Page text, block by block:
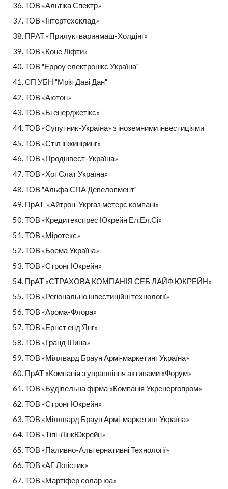
ТОВ «Альтіка Спектр»
ТОВ «Інтертехсклад»
ПРАТ «Прилуктваринмаш-Холдінг»
ТОВ «Коне Ліфти»
ТОВ "Ерроу електронікс Україна"
СП УБН "Мрія Даві Дан"
ТОВ «Аютон»
ТОВ «Бі енерджетікс»
ТОВ «Супутник-Україна» з іноземними інвестиціями
ТОВ «Стіл інжиніринг»
ТОВ «Продінвест-Україна»
ТОВ «Хог Слат Україна»
ТОВ "Альфа СПА Девелопмент"
ПрАТ  «Айтрон-Укргаз метерс компані»
ТОВ «Кредитекспрес Юкрейн Ел.Ел.Сі»
ТОВ «Міротекс»
ТОВ «Боема Україна»
ТОВ «Стронг Юкрейн»
ПрАТ «СТРАХОВА КОМПАНІЯ СЕБ ЛАЙФ ЮКРЕЙН»
ТОВ «Регіонально інвестиційні технології»
ТОВ «Арома-Флора»
ТОВ «Ернст енд Янг»
ТОВ «Гранд Шина»
ТОВ «Міллвард Браун Армі-маркетинг Україна»
ПрАТ «Компанія з управління активами «Форум»
ТОВ «Будівельна фірма «Компанія Укренергопром»
ТОВ «Стронг Юкрейн»
ТОВ «Міллвард Браун Армі-маркетинг Україна»
ТОВ «Тіпі-ЛінкЮкрейн»
ТОВ «Паливно-Альтернативні Технології»
ТОВ «АГ Логістик»
ТОВ «Мартіфер солар юа»